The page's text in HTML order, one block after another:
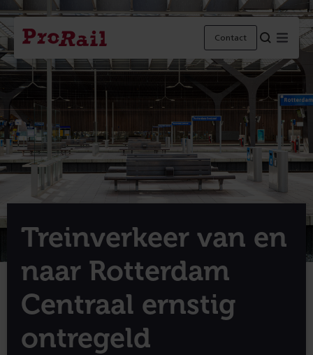
Navigatie
Homepage
ProRail
Contact Menu
Treinverkeer van en
naar Rotterdam
Centraal ernstig
ontregeld